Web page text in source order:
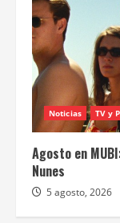
Noticias TV y
Agosto en
Nunes
5 agosto, 2026